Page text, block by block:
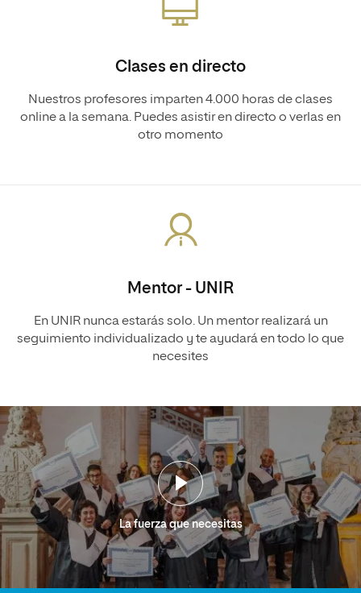
Clases en directo
Nuestros profesores imparten 4.000 horas de clases
online a la semana. Puedes asistir en directo o verlas en
otro momento
Mentor - UNIR
En UNIR nunca estarás solo. Un mentor realizará un
seguimiento individualizado y te ayudará en todo lo que
necesites
La fuerza que necesitas